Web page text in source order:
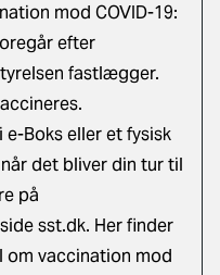
mod COVID-19:
efter
fastlægger.
Boks eller et fysisk
når det bliver din tur til
på
sst.dk. Her finder
om vaccination mod